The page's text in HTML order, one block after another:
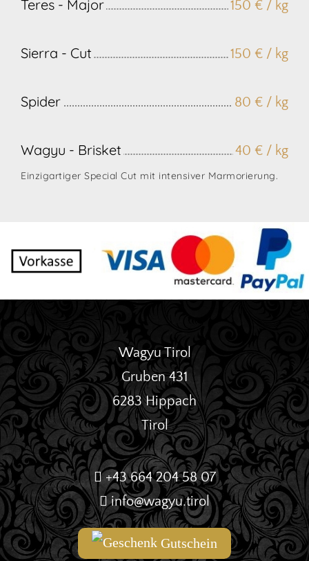
Teres - Major 150 € / kg
Sierra - Cut 150 € / kg
Spider 80 € / kg
Wagyu - Brisket 40 € / kg
Einzigartiger Special Cut mit intensiver Marmorierung.
Wagyu Tirol
Gruben 431
6283 Hippach
Tirol
+43 664 204 58 07
info@wagyu.tirol
Gutschein